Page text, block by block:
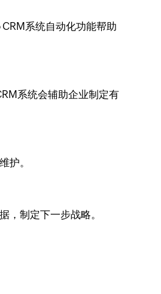
系统自动化功能帮助
系统会辅助企业制定有
护。
，制定下一步战略。